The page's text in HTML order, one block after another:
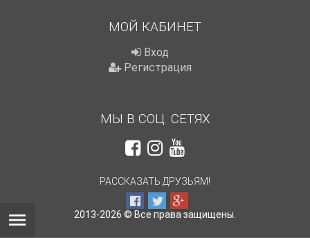
МОЙ КАБИНЕТ
Вход
Регистрация
МЫ В СОЦ. СЕТЯХ
РАССКАЗАТЬ ДРУЗЬЯМ!
2013-2026 © Все права защищены.